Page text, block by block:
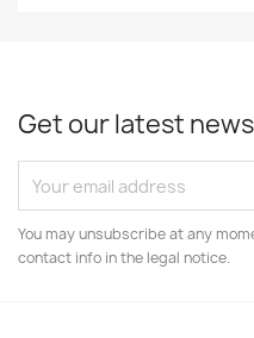
Get our latest
You may unsubscribe at any
contact info in the legal notice.